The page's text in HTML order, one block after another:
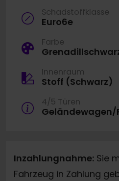
Schadstoffklasse
Euro6e
Farbe
Innenraum
Stoff (Schwarz)
4/5 Türen
Geländewagen/
Inzahlungnahme: Sie
Fahrzeug in Zahlung